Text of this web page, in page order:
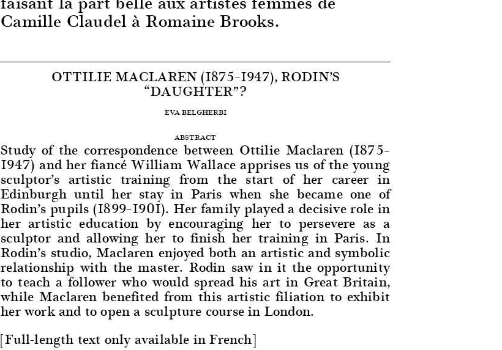
Camille Claudel à Romaine Brooks.
OTTILIE MACLAREN (1875–1947), RODIN’S
“DAUGHTER”?
EVA BELGHERBI
ABSTRACT
Study of the correspondence between Ottilie Maclaren (1875–
1947) and her fiancé William Wallace apprises us of the young
sculptor’s artistic training from the start of her career in
Edinburgh until her stay in Paris when she became one of
Rodin’s pupils (1899–1901). Her family played a decisive role in
her artistic education by encouraging her to persevere as a
sculptor and allowing her to finish her training in Paris. In
Rodin’s studio, Maclaren enjoyed both an artistic and symbolic
relationship with the master. Rodin saw in it the opportunity
to teach a follower who would spread his art in Great Britain,
while Maclaren benefited from this artistic filiation to exhibit
her work and to open a sculpture course in London.
[Full-length text only available in French]